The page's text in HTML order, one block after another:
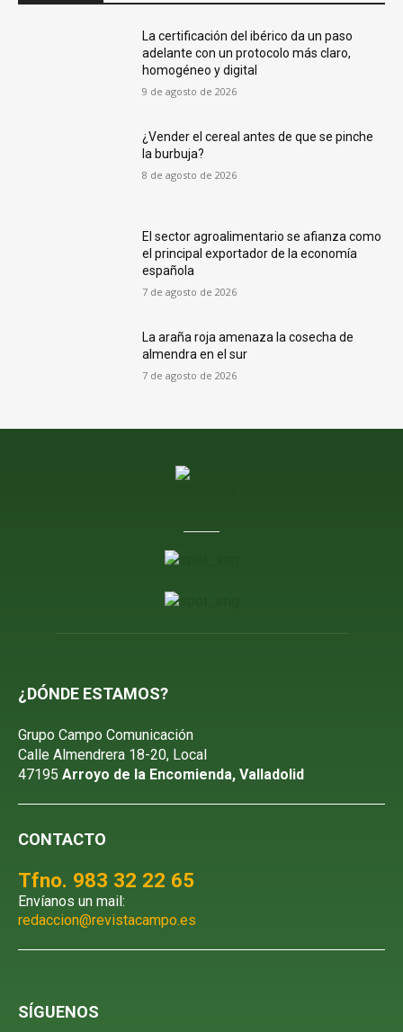
La certificación del ibérico da un paso
adelante con un protocolo más claro,
homogéneo y digital
9 de agosto de 2026
¿Vender el cereal antes de que se pinche
la burbuja?
8 de agosto de 2026
El sector agroalimentario se afianza como
el principal exportador de la economía
española
7 de agosto de 2026
La araña roja amenaza la cosecha de
almendra en el sur
7 de agosto de 2026
¿DÓNDE ESTAMOS?
Grupo Campo Comunicación
Calle Almendrera 18-20, Local
47195 Arroyo de la Encomienda, Valladolid
CONTACTO
Tfno. 983 32 22 65
Envíanos un mail:
redaccion@revistacampo.es
SÍGUENOS